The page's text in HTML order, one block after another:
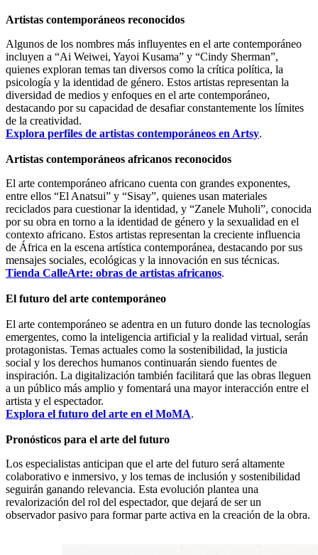
Artistas contemporáneos reconocidos
Algunos de los nombres más influyentes en el arte contemporáneo
incluyen a “Ai Weiwei, Yayoi Kusama” y “Cindy Sherman”,
quienes exploran temas tan diversos como la crítica política, la
psicología y la identidad de género. Estos artistas representan la
diversidad de medios y enfoques en el arte contemporáneo,
destacando por su capacidad de desafiar constantemente los límites
de la creatividad.
Explora perfiles de artistas contemporáneos en Artsy.
Artistas contemporáneos africanos reconocidos
El arte contemporáneo africano cuenta con grandes exponentes,
entre ellos “El Anatsui” y “Sisay”, quienes usan materiales
reciclados para cuestionar la identidad, y “Zanele Muholi”, conocida
por su obra en torno a la identidad de género y la sexualidad en el
contexto africano. Estos artistas representan la creciente influencia
de África en la escena artística contemporánea, destacando por sus
mensajes sociales, ecológicas y la innovación en sus técnicas.
Tienda CalleArte: obras de artistas africanos.
El futuro del arte contemporáneo
El arte contemporáneo se adentra en un futuro donde las tecnologías
emergentes, como la inteligencia artificial y la realidad virtual, serán
protagonistas. Temas actuales como la sostenibilidad, la justicia
social y los derechos humanos continuarán siendo fuentes de
inspiración. La digitalización también facilitará que las obras lleguen
a un público más amplio y fomentará una mayor interacción entre el
artista y el espectador.
Explora el futuro del arte en el MoMA.
Pronósticos para el arte del futuro
Los especialistas anticipan que el arte del futuro será altamente
colaborativo e inmersivo, y los temas de inclusión y sostenibilidad
seguirán ganando relevancia. Esta evolución plantea una
revalorización del rol del espectador, que dejará de ser un
observador pasivo para formar parte activa en la creación de la obra.